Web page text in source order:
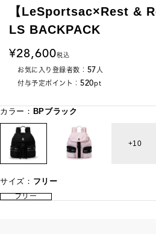
【LeSportsac×Rest &
LS BACKPACK
28,600税込
お気に入り登録者数： 57人
付与予定ポイント： 520pt
カラー： BPブラック
10
サイズ： フリー
フリー